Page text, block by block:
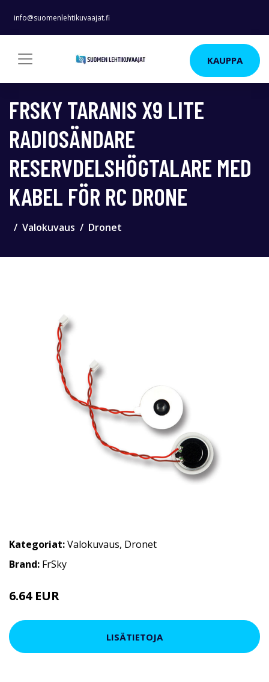
info@suomenlehtikuvaajat.fi
KAUPPA
FRSKY TARANIS X9 LITE
RADIOSÄNDARE
RESERVDELSHÖGTALARE MED
KABEL FÖR RC DRONE
Valokuvaus Dronet
Kategoriat:Valokuvaus, Dronet
Brand: FrSky
6.64 EUR
LISÄTIETOJA